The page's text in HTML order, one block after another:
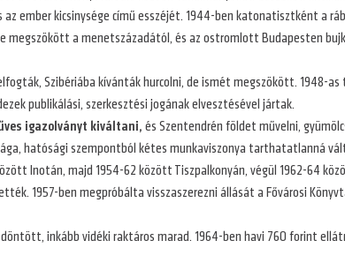
az ember kicsinysége című esszéjét. 1944-ben katonatisztként a
megszökött a menetszázadától, és az ostromlott Budapesten
Szibériába kívánták hurcolni, de ismét megszökött.
publikálási, szerkesztési jogának elvesztésével jártak.
igazolványt kiváltani, és Szentendrén földet művelni,
hatósági szempontból kétes munkaviszonya tarthatatlanná
Inotán, majd 1954-62 között Tiszpalkonyán, végül 1962-64
1957-ben megpróbálta visszaszerezni állását a Fővárosi
inkább vidéki raktáros marad. 1964-ben havi 760 forint